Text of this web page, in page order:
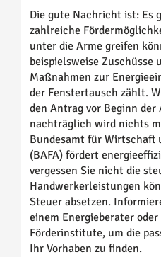
Die gute Nachricht ist: Es
zahlreiche
unter die Arme greifen
beispielsweise Zuschüsse
Maßnahmen zur
der Fenstertausch zählt.
den Antrag vor Beginn
nachträglich wird nichts
Bundesamt für
(BAFA) fördert
vergessen Sie nicht die
Handwerkerleistungen
Steuer absetzen.
einem Energieberater
Förderinstitute, um die
Ihr Vorhaben zu finden.